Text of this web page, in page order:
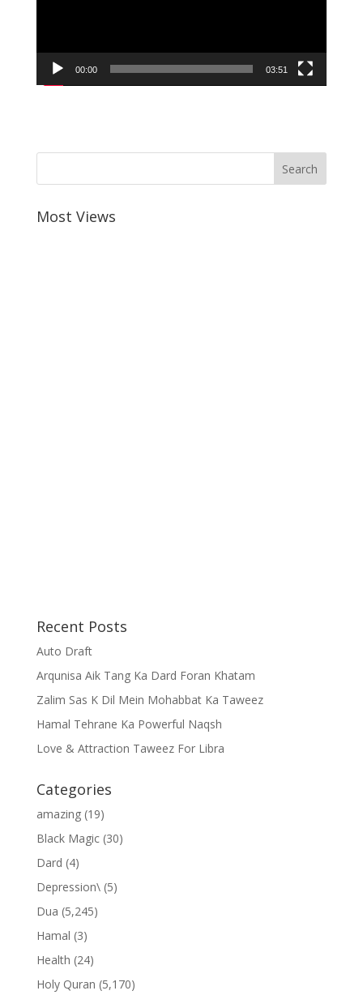
00:00 03:51
Most Views
Recent Posts
Auto Draft
Arqunisa Aik Tang Ka Dard Foran Khatam
Zalim Sas K Dil Mein Mohabbat Ka Taweez
Hamal Tehrane Ka Powerful Naqsh
Love & Attraction Taweez For Libra
Categories
amazing(19)
Black Magic(30)
Dard (4)
Depression\(5)
Dua (5,245)
Hamal (3)
Health (24)
Holy Quran (5,170)